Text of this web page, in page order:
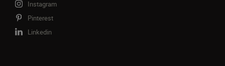
Instagram
Pinterest
Linkedin